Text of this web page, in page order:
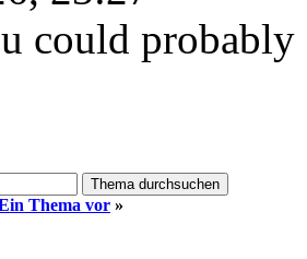
could probably
Thema vor »